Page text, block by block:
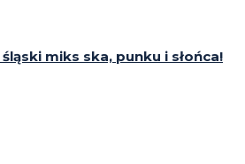
miks ska, punku i słońca!